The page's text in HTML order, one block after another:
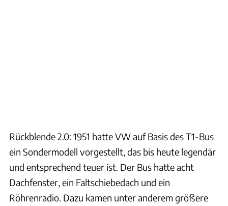
Rückblende 2.0: 1951 hatte VW auf Basis des T1-Bus
ein Sondermodell vorgestellt, das bis heute legendär
und entsprechend teuer ist. Der Bus hatte acht
Dachfenster, ein Faltschiebedach und ein
Röhrenradio. Dazu kamen unter anderem größere